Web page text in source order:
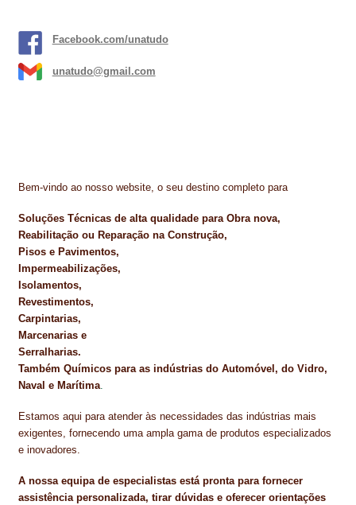
Facebook.com/unatudo
unatudo@gmail.com
Bem-vindo ao nosso website, o seu destino completo para
Soluções Técnicas de alta qualidade para Obra nova,
Reabilitação ou Reparação na Construção,
Pisos e Pavimentos,
Impermeabilizações,
Isolamentos,
Revestimentos,
Carpintarias,
Marcenarias e
Serralharias.
Também Químicos para as indústrias do Automóvel, do Vidro,
Naval e Marítima.
Estamos aqui para atender às necessidades das indústrias mais
exigentes, fornecendo uma ampla gama de produtos especializados
e inovadores.
A nossa equipa de especialistas está pronta para fornecer
assistência personalizada, tirar dúvidas e oferecer orientações